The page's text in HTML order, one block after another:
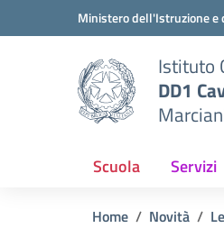
Vai ai contenuti
Vai al menu di navigazione
Ministero dell'Istruzione e
Istituto
DD1
Scuola Servizi
Home Novità